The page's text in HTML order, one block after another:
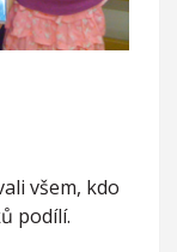
všem, kdo
podílí.